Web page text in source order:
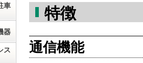
特徴
通信機能
車
器
ス